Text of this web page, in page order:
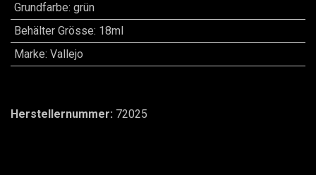
Grundfarbe: grün
Behälter Grösse: 18ml
Marke: Vallejo
Herstellernummer: 72025